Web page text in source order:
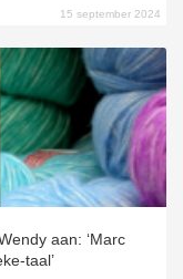
15 september 2024
aan: ‘Marc
taal’